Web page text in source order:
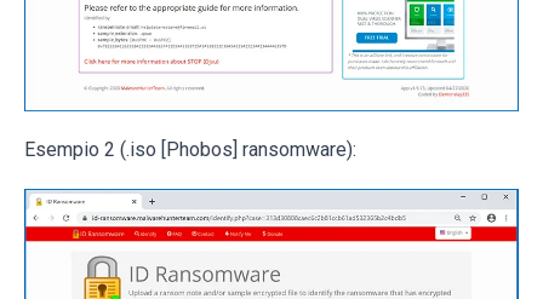
Esempio 2 (.iso [Phobos] ransomware):